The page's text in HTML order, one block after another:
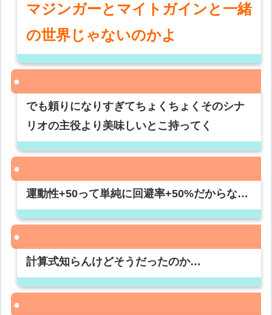
マジンガーとマイトガインと一緒
の世界じゃないのかよ
でも頼りになりすぎてちょくちょくそのシナ
リオの主役より美味しいとこ持ってく
運動性+50って単純に回避率+50%だからな…
計算式知らんけどそうだったのか…